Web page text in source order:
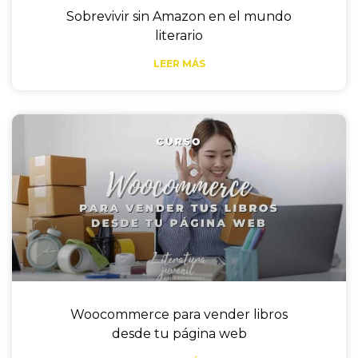
Sobrevivir sin Amazon en el mundo
literario
LEER MÁS
Woocommerce para vender libros
desde tu página web